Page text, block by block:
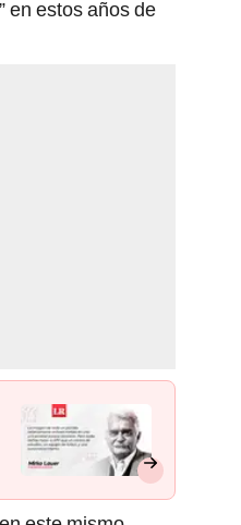
en estos años de